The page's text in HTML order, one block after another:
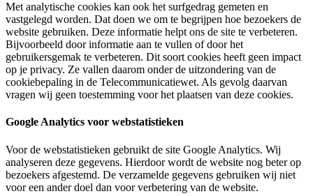
Met analytische cookies kan ook het surfgedrag gemeten en
vastgelegd worden. Dat doen we om te begrijpen hoe bezoekers de
website gebruiken. Deze informatie helpt ons de site te verbeteren.
Bijvoorbeeld door informatie aan te vullen of door het
gebruikersgemak te verbeteren. Dit soort cookies heeft geen impact
op je privacy. Ze vallen daarom onder de uitzondering van de
cookiebepaling in de Telecommunicatiewet. Als gevolg daarvan
vragen wij geen toestemming voor het plaatsen van deze cookies.
Google Analytics voor webstatistieken
Voor de webstatistieken gebruikt de site Google Analytics. Wij
analyseren deze gegevens. Hierdoor wordt de website nog beter op
bezoekers afgestemd. De verzamelde gegevens gebruiken wij niet
voor een ander doel dan voor verbetering van de website.